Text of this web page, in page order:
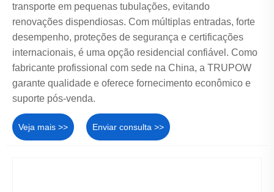
transporte em pequenas tubulações, evitando
renovações dispendiosas. Com múltiplas entradas, forte
desempenho, proteções de segurança e certificações
internacionais, é uma opção residencial confiável. Como
fabricante profissional com sede na China, a TRUPOW
garante qualidade e oferece fornecimento econômico e
suporte pós-venda.
Veja mais >> Enviar consulta >>